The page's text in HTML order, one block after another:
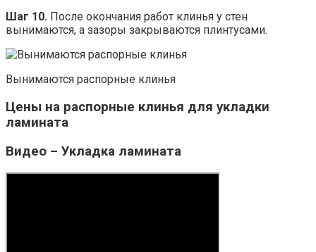
Шаг 10. После окончания работ клинья у стен
вынимаются, а зазоры закрываются плинтусами.
Вынимаются распорные клинья
Цены на распорные клинья для укладки
ламината
Видео – Укладка ламината